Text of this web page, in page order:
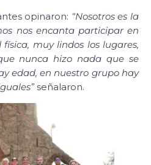
opinaron: “Nosotros es la
nos encanta participar en
muy lindos los lugares,
nunca hizo nada que se
edad, en nuestro grupo hay
señalaron.